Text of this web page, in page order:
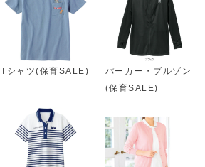
Tシャツ(保育SALE)
パーカー・ブルゾン
(保育SALE)